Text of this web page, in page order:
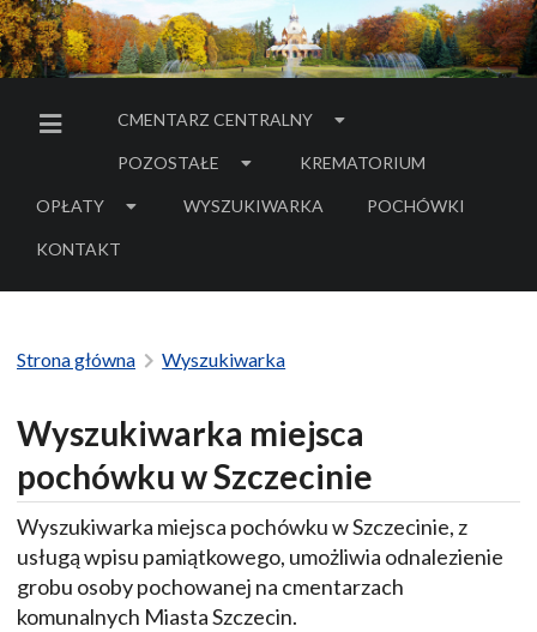
MENU BOCZNE
CMENTARZ CENTRALNY
POZOSTAŁE KREMATORIUM
OPŁATY WYSZUKIWARKA POCHÓWKI
- LINK DO SERWISU
KONTAKT
Strona główna Wyszukiwarka
Wyszukiwarka miejsca
pochówku w Szczecinie
Wyszukiwarka miejsca pochówku w Szczecinie, z
usługą wpisu pamiątkowego, umożliwia odnalezienie
grobu osoby pochowanej na cmentarzach
komunalnych Miasta Szczecin.